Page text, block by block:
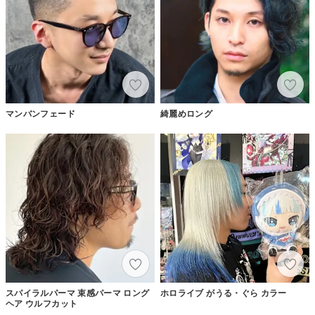
マンバンフェード 綺麗めロング
スパイラルパーマ 束感パーマ ロング
ヘア ウルフカット
ホロライブ がうる・ぐら カラー